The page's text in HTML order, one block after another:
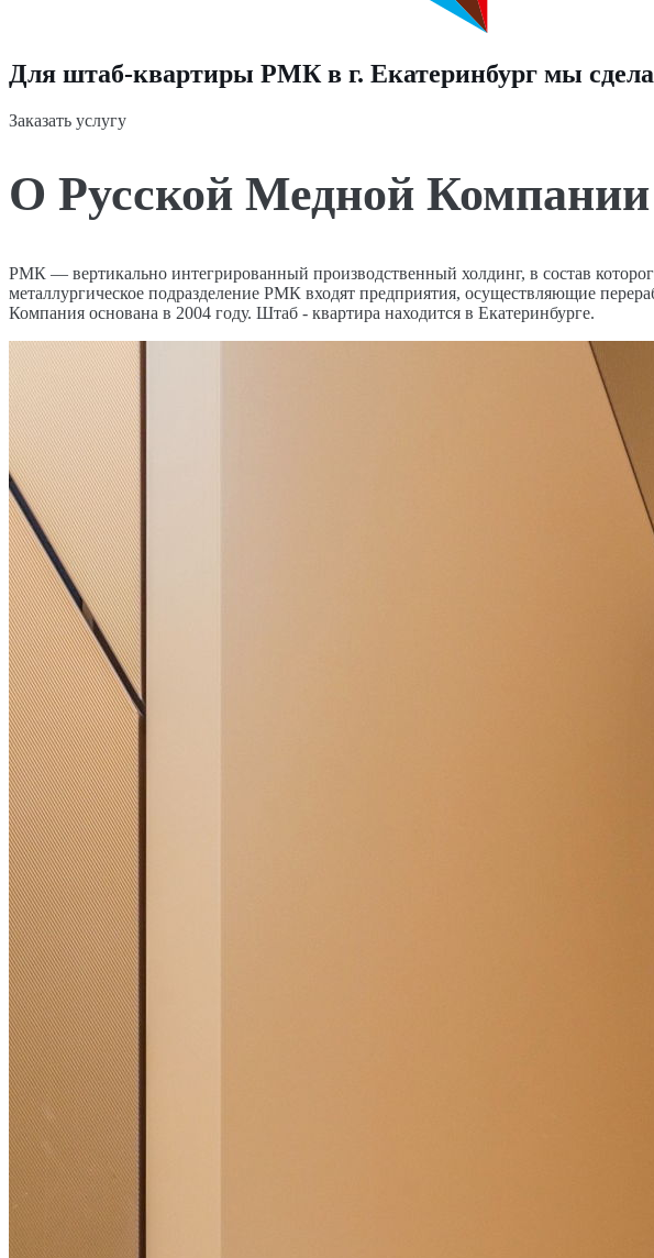
Для штаб-квартиры РМК в г. Екатеринбург мы
Заказать услугу
О Русской Медной Компании
РМК — вертикально интегрированный производственный холдинг, в состав
металлургическое подразделение РМК входят предприятия, осуществляющие
Компания основана в 2004 году. Штаб - квартира находится в Екатеринбурге.